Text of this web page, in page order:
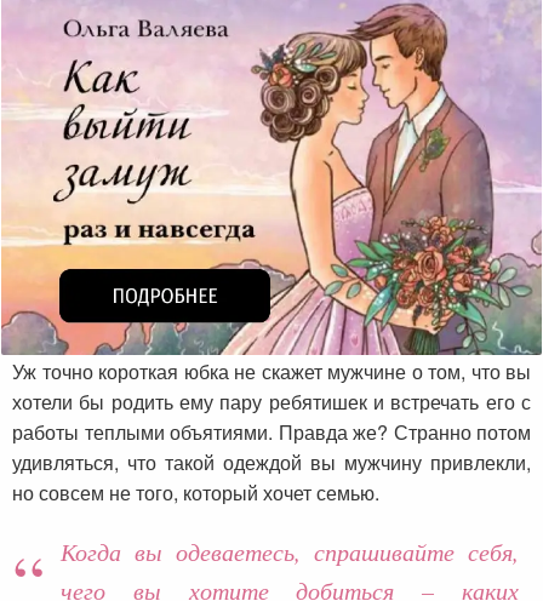
Уж точно короткая юбка не скажет мужчине о том, что вы
хотели бы родить ему пару ребятишек и встречать его с
работы теплыми объятиями. Правда же? Странно потом
удивляться, что такой одеждой вы мужчину привлекли,
но совсем не того, который хочет семью.
Когда вы одеваетесь, спрашивайте себя,
чего вы хотите добиться – каких